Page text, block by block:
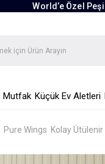
World’e Özel
Mutfak Küçük Ev Aletleri
Pure Wings Kolay